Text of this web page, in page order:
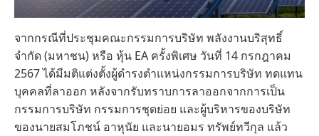
จากกรณีที่ประชุมคณะกรรมการบริษัท พลังงานบริสุทธิ์
จำกัด (มหาชน) หรือ หุ้น EA ครั้งพิเศษ วันที่ 14 กรกฎาคม
2567 ได้มีมติแต่งตั้งผู้ดำรงตำแหน่งกรรมการบริษัท ทดแทน
บุคคลที่ลาออก หลังจากรับทราบการลาออกจากการเป็น
กรรมการบริษัท กรรมการชุดย่อย และผู้บริหารของบริษัท
ของนายสมโภชน์ อาหุนัย และนายอมร ทรัพย์ทวีกุล แล้ว